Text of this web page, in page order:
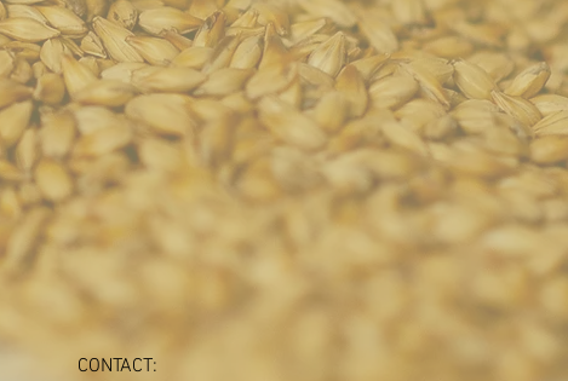
CONTACT: